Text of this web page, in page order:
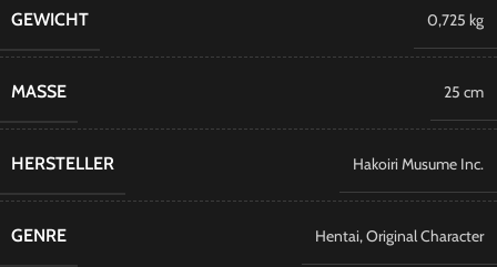
GEWICHT 0,725 kg
MASSE 25 cm
HERSTELLER Hakoiri Musume Inc.
GENRE Hentai,Original Character